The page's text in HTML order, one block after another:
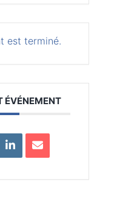
est terminé.
ÉVÉNEMENT